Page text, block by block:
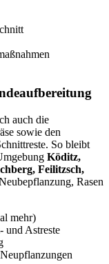
auch die
sowie den
So bleibt
Köditz,
Feilitzsch,
Rasen
mehr)
und Astreste